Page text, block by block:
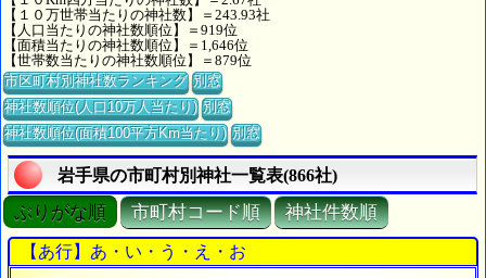
【１０万世帯当たりの神社数】＝243.93社
【人口当たりの神社数順位】＝919位
【面積当たりの神社数順位】＝1,646位
【世帯数当たりの神社数順位】＝879位
市区町村別神社数ランキング 別窓
神社数順位(人口10万人当たり) 別窓
神社数順位(面積100平方Km当たり) 別窓
岩手県の市町村別神社一覧表(866社)
ぶりがな順 市町村コード順 神社件数順
【あ行】あ・い・う・え・お